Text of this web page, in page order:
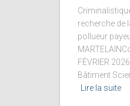
recherche de
pollueur
FÉVRIER
Bâtiment
Lire la suite